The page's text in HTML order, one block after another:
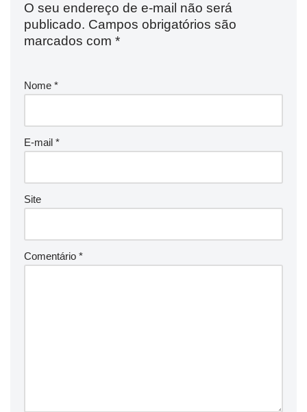
O seu endereço de e-mail não será
publicado. Campos obrigatórios são
marcados com *
Nome *
E-mail *
Site
Comentário *